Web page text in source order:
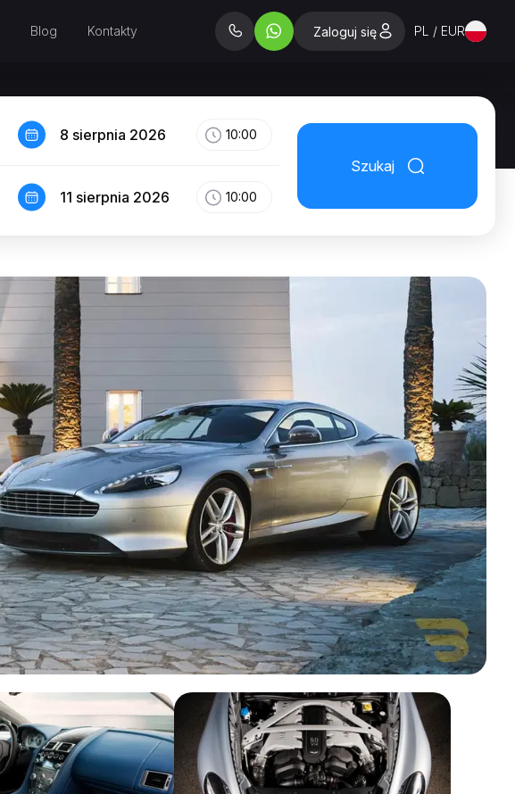
Blog Kontakty Zaloguj się PL / EUR
8 sierpnia 2026 10:00
11 sierpnia 2026 10:00
Szukaj